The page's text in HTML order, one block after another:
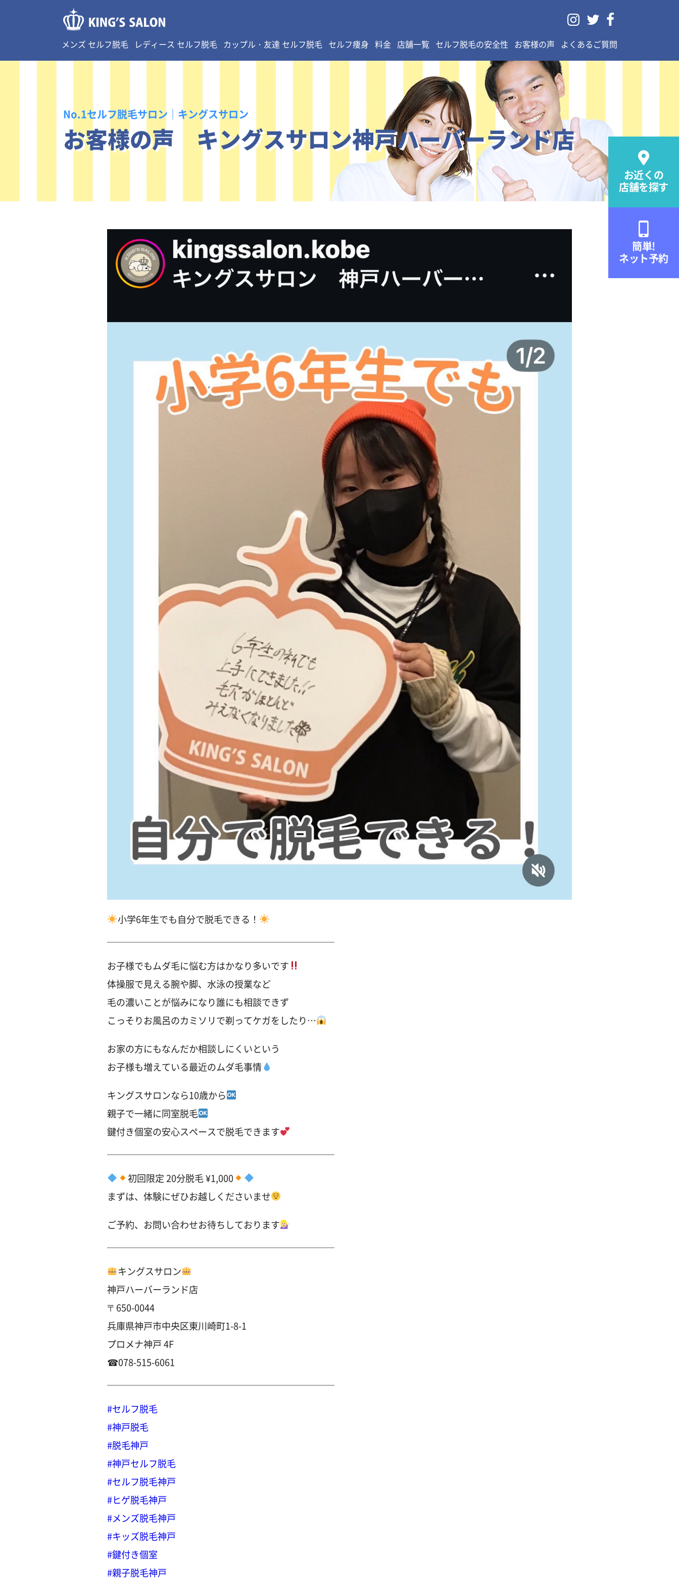
  
メンズ セルフ脱毛 レディース セルフ脱毛 カップル・友達 セルフ脱毛 セルフ痩身 料金 店舗一覧 セルフ脱毛の安全性 お客様の声 よくあるご質問

お近くの
店舗を探す
簡単!
ネット予約
No.1セルフ脱毛サロン｜キングスサロン
お客様の声 キングスサロン神戸ハーバーランド店
小学6年生でも自分で脱毛できる！
お子様でもムダ毛に悩む方はかなり多いです
体操服で見える腕や脚、水泳の授業など
毛の濃いことが悩みになり誰にも相談できず
こっそりお風呂のカミソリで剃ってケガをしたり…
お家の方にもなんだか相談しにくいという
お子様も増えている最近のムダ毛事情
キングスサロンなら10歳から
親子で一緒に同室脱毛
鍵付き個室の安心スペースで脱毛できます
初回限定 20分脱毛 ¥1,000
まずは、体験にぜひお越しくださいませ
ご予約、お問い合わせお待ちしております
キングスサロン
神戸ハーバーランド店
〒650-0044
兵庫県神戸市中央区東川崎町1-8-1
プロメナ神戸 4F
☎︎078-515-6061
#セルフ脱毛
#神戸脱毛
#脱毛神戸
#神戸セルフ脱毛
#セルフ脱毛神戸
#ヒゲ脱毛神戸
#メンズ脱毛神戸
#キッズ脱毛神戸
#鍵付き個室
#親子脱毛神戸